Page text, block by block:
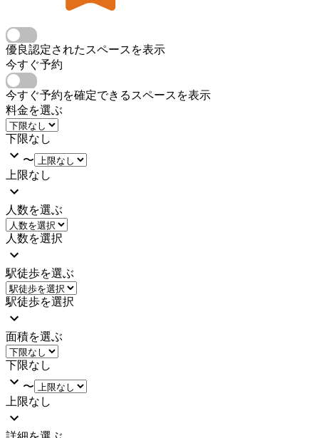
優良認定されたスペースを表示
今すぐ予約
今すぐ予約を確定できるスペースを表示
料金を選ぶ
下限なし
〜
上限なし
人数を選ぶ
人数を選択
駅徒歩を選ぶ
駅徒歩を選択
面積を選ぶ
下限なし
〜
上限なし